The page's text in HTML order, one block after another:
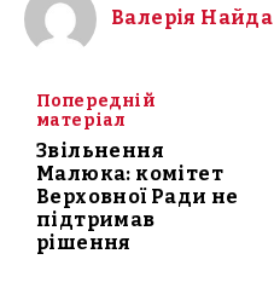
Валерія Найда
Попередній
матеріал
Звільнення
Малюка: комітет
Верховної Ради не
підтримав
рішення